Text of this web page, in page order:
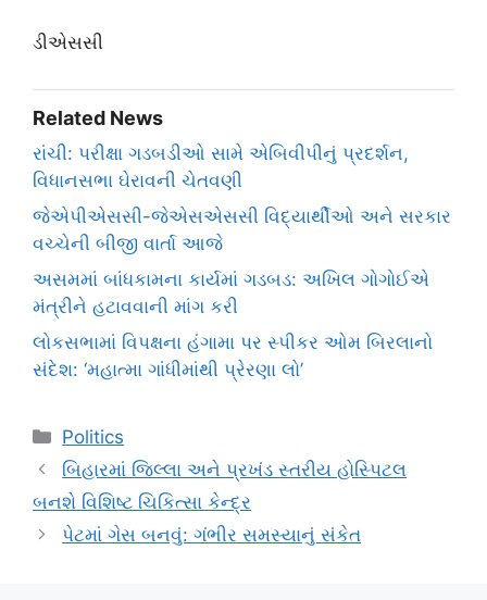
ડીએસસી
Related News
રાંચી: પરીક્ષા ગડબડીઓ સામે એબિવીપીનું પ્રદર્શન,
વિધાનસભા ઘેરાવની ચેતવણી
જેએપીએસસી-જેએસએસસી વિદ્યાર્થીઓ અને સરકાર
વચ્ચેની બીજી વાર્તા આજે
અસમમાં બાંધકામના કાર્યમાં ગડબડ: અખિલ ગોગોઈએ
મંત્રીને હટાવવાની માંગ કરી
લોકસભામાં વિપક્ષના હંગામા પર સ્પીકર ઓમ બિરલાનો
સંદેશ: ‘મહાત્મા ગાંધીમાંથી પ્રેરણા લો’
Categories
Politics
બિહારમાં જિલ્લા અને પ્રખંડ સ્તરીય હોસ્પિટલ
બનશે વિશિષ્ટ ચિકિત્સા કેન્દ્ર
પેટમાં ગેસ બનવું: ગંભીર સમસ્યાનું સંકેત